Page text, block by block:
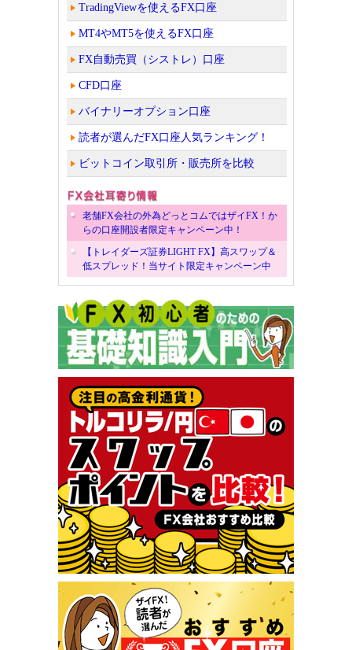
TradingViewを使えるFX口座
MT4やMT5を使えるFX口座
FX自動売買（シストレ）口座
CFD口座
バイナリーオプション口座
読者が選んだFX口座人気ランキング！
ビットコイン取引所・販売所を比較
老舗FX会社の外為どっとコムではザイFX！か
らの口座開設者限定キャンペーン中！
【トレイダーズ証券LIGHT FX】高スワップ＆
低スプレッド！当サイト限定キャンペーン中